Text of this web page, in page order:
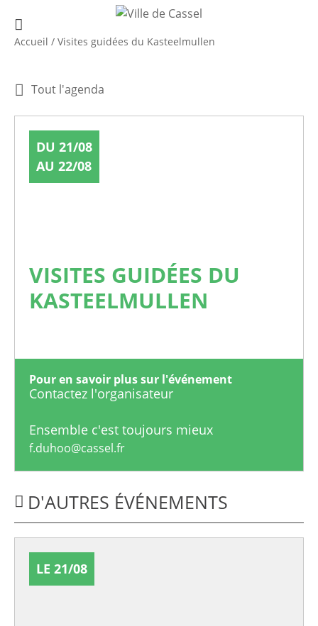
Accueil / Visites guidées du Kasteelmullen
Tout l'agenda
DU 21/08
AU 22/08
VISITES GUIDÉES DU
KASTEELMULLEN
Pour en savoir plus sur l'événement
Contactez l'organisateur
Ensemble c'est toujours mieux
f.duhoo@cassel.fr
D'AUTRES ÉVÉNEMENTS
LE 21/08